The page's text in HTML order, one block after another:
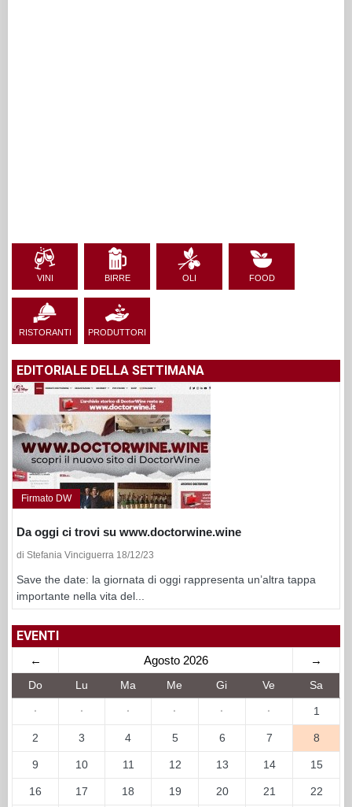
VINI BIRRE OLI FOOD
RISTORANTI PRODUTTORI
EDITORIALE DELLA SETTIMANA
Firmato DW
Da oggi ci trovi su www.doctorwine.wine
di Stefania Vinciguerra 18/12/23
Save the date: la giornata di oggi rappresenta un’altra tappa
importante nella vita del...
EVENTI
← Agosto 2026 →
Do Lu Ma Me Gi Ve Sa
· · · · · · 1
2 3 4 5 6 7 8
9 10 11 12 13 14 15
16 17 18 19 20 21 22